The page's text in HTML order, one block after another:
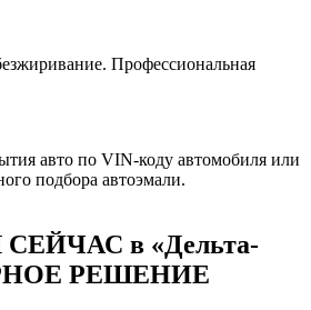
Профессиональная
авто по VIN-коду автомобиля или
подбора автоэмали.
в «Дельта-
РЕШЕНИЕ